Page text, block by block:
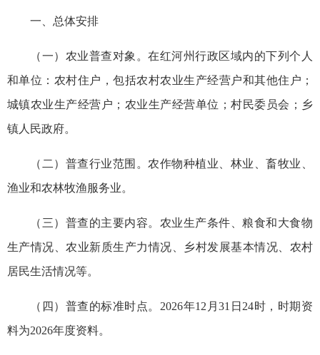
一、总体安排
（一）农业普查对象。在红河州行政区域内的下列个人
和单位：农村住户，包括农村农业生产经营户和其他住户；
城镇农业生产经营户；农业生产经营单位；村民委员会；乡
镇人民政府。
（二）普查行业范围。农作物种植业、林业、畜牧业、
渔业和农林牧渔服务业。
（三）普查的主要内容。农业生产条件、粮食和大食物
生产情况、农业新质生产力情况、乡村发展基本情况、农村
居民生活情况等。
（四）普查的标准时点。2026年12月31日24时，时期资
料为2026年度资料。